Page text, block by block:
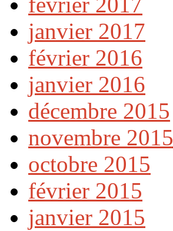
janvier 2017
février 2016
janvier 2016
décembre 2015
novembre 2015
octobre 2015
février 2015
janvier 2015